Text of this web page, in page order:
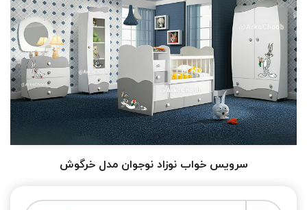
سرویس خواب نوزاد نوجوان مدل خرگوش